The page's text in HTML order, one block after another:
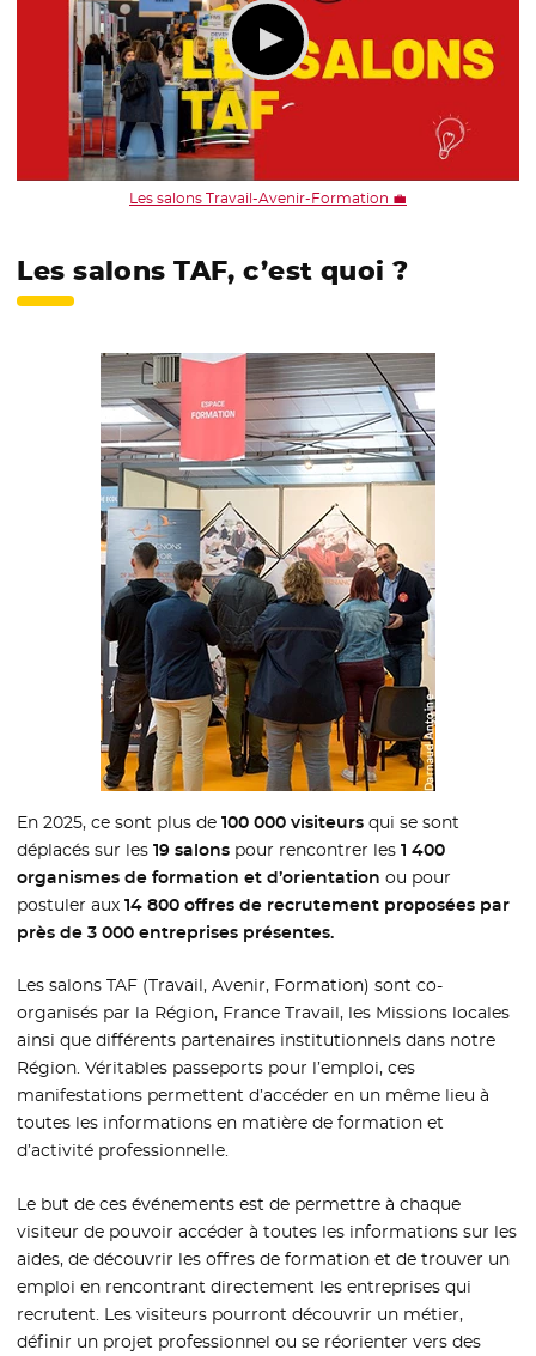
Les salons Travail-Avenir-Formation 💼
Les salons TAF, c’est quoi ?
En 2025, ce sont plus de 100 000 visiteurs qui se sont
déplacés sur les19 salons pour rencontrer les1 400
organismes de formation et d’orientation ou pour
postuler aux14 800 offres de recrutement proposées par
près de 3 000 entreprises présentes.
Les salons TAF (Travail, Avenir, Formation) sont co-
organisés par la Région, France Travail, les Missions locales
ainsi que différents partenaires institutionnels dans notre
Région. Véritables passeports pour l’emploi, ces
manifestations permettent d’accéder en un même lieu à
toutes les informations en matière de formation et
d’activité professionnelle.
Le but de ces événements est de permettre à chaque
visiteur de pouvoir accéder à toutes les informations sur les
aides, de découvrir les offres de formation et de trouver un
emploi en rencontrant directement les entreprises qui
recrutent. Les visiteurs pourront découvrir un métier,
définir un projet professionnel ou se réorienter vers des